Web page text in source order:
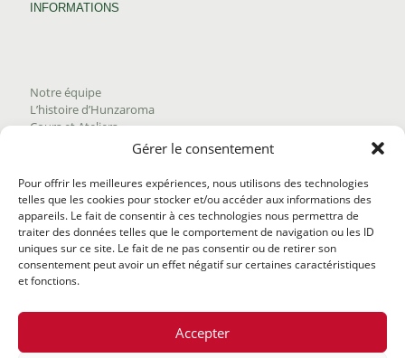
Gérer le consentement
Pour offrir les meilleures expériences, nous utilisons des technologies
telles que les cookies pour stocker et/ou accéder aux informations des
appareils. Le fait de consentir à ces technologies nous permettra de
traiter des données telles que le comportement de navigation ou les ID
uniques sur ce site. Le fait de ne pas consentir ou de retirer son
consentement peut avoir un effet négatif sur certaines caractéristiques
et fonctions.
Accepter
INFORMATIONS
Notre équipe
L’histoire d’Hunzaroma
Cours et Ateliers
Trouver nos produits
Politique de frais d'envoi
Termes et conditions
Politique de remboursement